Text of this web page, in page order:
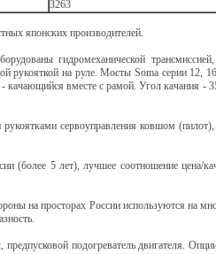
3263
японских производителей.
гидромеханической трансмиссией,
рукояткой на руле. Mосты Soma серии 12,
вместе с рамой. Угол качания -
сервоуправления ковшом (пилот),
(более 5 лет), лучшее соотношение цена/
на просторах России используются на
подогреватель двигателя.